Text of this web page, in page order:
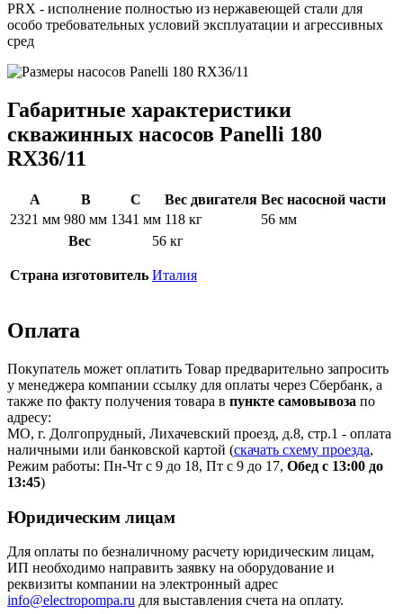
PRX - исполнение полностью из нержавеющей стали для
особо требовательных условий эксплуатации и агрессивных
сред
Габаритные характеристики
скважинных насосов Panelli 180
RX36/11
A B C Вес двигателя Вес насосной части
2321 мм 980 мм 1341 мм 118 кг
56 мм
Вес
56 кг
Страна изготовитель Италия
Оплата
Покупатель может оплатить Товар предварительно запросить
у менеджера компании ссылку для оплаты через Сбербанк, а
также по факту получения товара в пункте самовывоза по
адресу:
МО, г. Долгопрудный, Лихачевский проезд, д.8, стр.1 - оплата
наличными или банковской картой (скачать схему проезда,
Режим работы: Пн-Чт с 9 до 18, Пт с 9 до 17, Обед с 13:00 до
13:45)
Юридическим лицам
Для оплаты по безналичному расчету юридическим лицам,
ИП необходимо направить заявку на оборудование и
реквизиты компании на электронный адрес
info@electropompa.ru для выставления счета на оплату.